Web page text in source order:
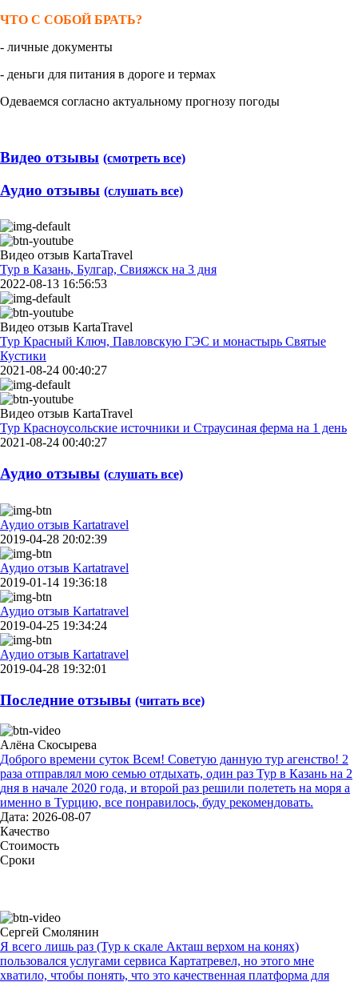
ЧТО С СОБОЙ БРАТЬ?
- личные документы
- деньги для питания в дороге и термах
Одеваемся согласно актуальному прогнозу погоды
Видео отзывы (смотреть все)
Аудио отзывы (слушать все)
Видео отзыв KartaTravel
Тур в Казань, Булгар, Свияжск на 3 дня
2022-08-13 16:56:53
Видео отзыв KartaTravel
Тур Красный Ключ, Павловскую ГЭС и монастырь Святые
Кустики
2021-08-24 00:40:27
Видео отзыв KartaTravel
Тур Красноусольские источники и Страусиная ферма на 1 день
2021-08-24 00:40:27
Аудио отзывы (слушать все)
Аудио отзыв Kartatravel
2019-04-28 20:02:39
Аудио отзыв Kartatravel
2019-01-14 19:36:18
Аудио отзыв Kartatravel
2019-04-25 19:34:24
Аудио отзыв Kartatravel
2019-04-28 19:32:01
Последние отзывы (читать все)
Алёна Скосырева
Доброго времени суток Всем! Советую данную тур агенство! 2
раза отправлял мою семью отдыхать, один раз Тур в Казань на 2
дня в начале 2020 года, и второй раз решили полететь на моря а
именно в Турцию, все понравилось, буду рекомендовать.
Дата: 2026-08-07
Качество
Стоимость
Сроки
Сергей Смолянин
Я всего лишь раз (Тур к скале Акташ верхом на конях)
пользовался услугами сервиса Картатревел, но этого мне
хватило, чтобы понять, что это качественная платформа для